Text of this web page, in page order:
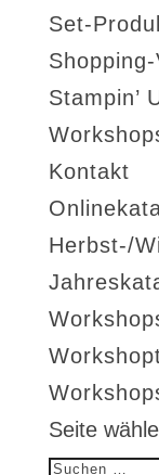
Set-
Stampin’
Kontakt
Herbst-/
Seite